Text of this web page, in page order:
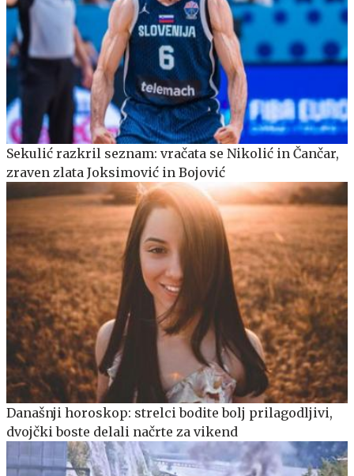
Sekulić razkril seznam: vračata se Nikolić in Čančar,
zraven zlata Joksimović in Bojović
Današnji horoskop: strelci bodite bolj prilagodljivi,
dvojčki boste delali načrte za vikend